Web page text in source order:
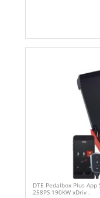
DTE Pedalbox Plus
258PS 190KW xDriv .